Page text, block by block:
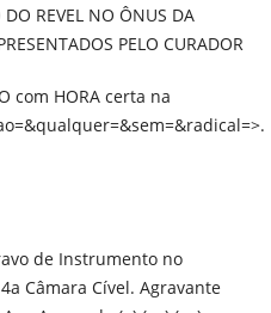
REVEL NO ÔNUS DA
PELO CURADOR
com HORA certa na
de Instrumento no
Câmara Cível. Agravante